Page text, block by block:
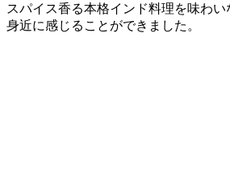
スパイス香る本格インド料理を味わ
身近に感じることができました。